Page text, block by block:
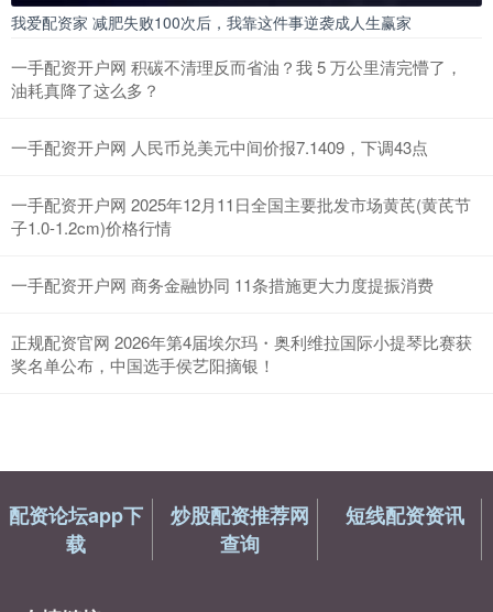
我爱配资家 减肥失败100次后，我靠这件事逆袭成人生赢家
一手配资开户网 积碳不清理反而省油？我 5 万公里清完懵了，
油耗真降了这么多？
一手配资开户网 人民币兑美元中间价报7.1409，下调43点
一手配资开户网 2025年12月11日全国主要批发市场黄芪(黄芪节
子1.0-1.2cm)价格行情
一手配资开户网 商务金融协同 11条措施更大力度提振消费
正规配资官网 2026年第4届埃尔玛・奥利维拉国际小提琴比赛获
奖名单公布，中国选手侯艺阳摘银！
配资论坛app下
载
炒股配资推荐网
查询
短线配资资讯